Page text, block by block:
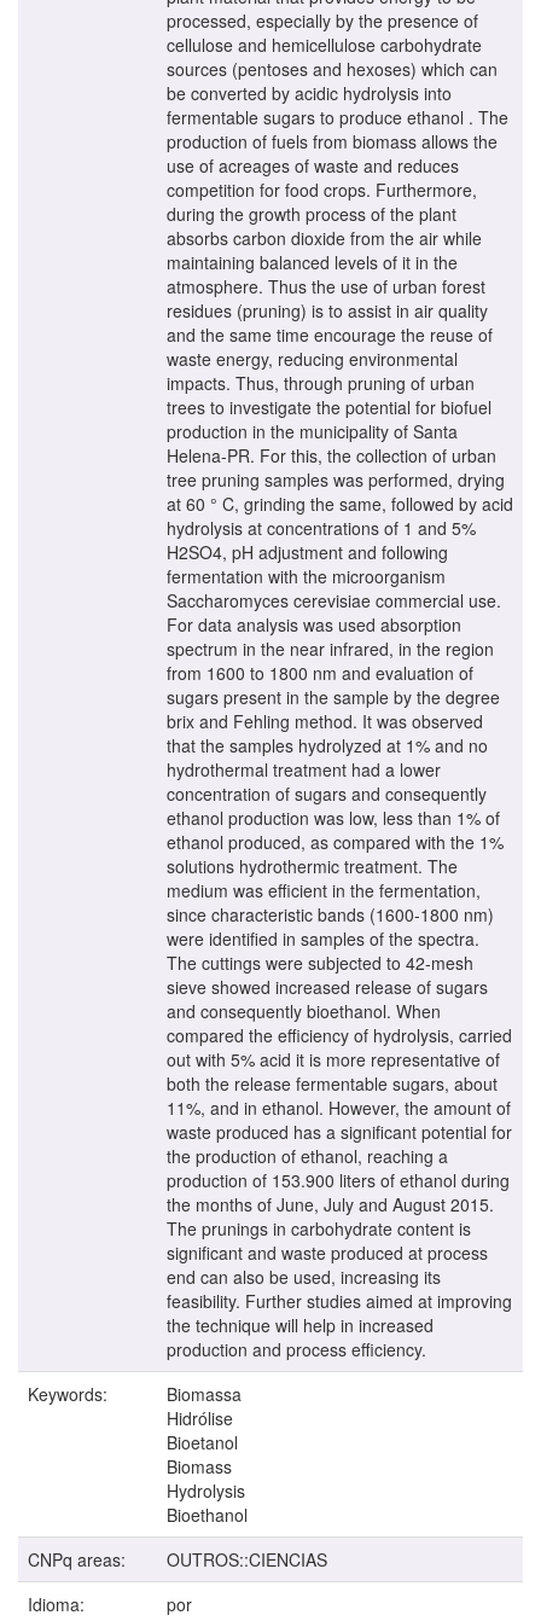
processed, especially by the presence of
cellulose and hemicellulose carbohydrate
sources (pentoses and hexoses) which can
be converted by acidic hydrolysis into
fermentable sugars to produce ethanol . The
production of fuels from biomass allows the
use of acreages of waste and reduces
competition for food crops. Furthermore,
during the growth process of the plant
absorbs carbon dioxide from the air while
maintaining balanced levels of it in the
atmosphere. Thus the use of urban forest
residues (pruning) is to assist in air quality
and the same time encourage the reuse of
waste energy, reducing environmental
impacts. Thus, through pruning of urban
trees to investigate the potential for biofuel
production in the municipality of Santa
Helena-PR. For this, the collection of urban
tree pruning samples was performed, drying
at 60 ° C, grinding the same, followed by acid
hydrolysis at concentrations of 1 and 5%
H2SO4, pH adjustment and following
fermentation with the microorganism
Saccharomyces cerevisiae commercial use.
For data analysis was used absorption
spectrum in the near infrared, in the region
from 1600 to 1800 nm and evaluation of
sugars present in the sample by the degree
brix and Fehling method. It was observed
that the samples hydrolyzed at 1% and no
hydrothermal treatment had a lower
concentration of sugars and consequently
ethanol production was low, less than 1% of
ethanol produced, as compared with the 1%
solutions hydrothermic treatment. The
medium was efficient in the fermentation,
since characteristic bands (1600-1800 nm)
were identified in samples of the spectra.
The cuttings were subjected to 42-mesh
sieve showed increased release of sugars
and consequently bioethanol. When
compared the efficiency of hydrolysis, carried
out with 5% acid it is more representative of
both the release fermentable sugars, about
11%, and in ethanol. However, the amount of
waste produced has a significant potential for
the production of ethanol, reaching a
production of 153.900 liters of ethanol during
the months of June, July and August 2015.
The prunings in carbohydrate content is
significant and waste produced at process
end can also be used, increasing its
feasibility. Further studies aimed at improving
the technique will help in increased
production and process efficiency.
Keywords:
Biomassa
Hidrólise
Bioetanol
Biomass
Hydrolysis
Bioethanol
CNPq areas:
OUTROS::CIENCIAS
Idioma:
por